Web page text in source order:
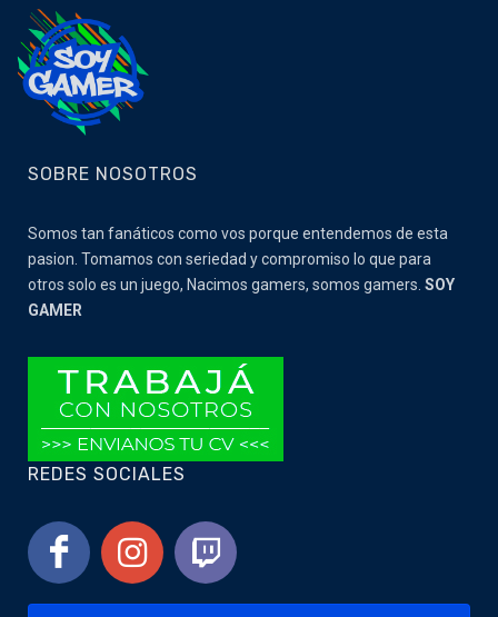
SOBRE NOSOTROS
Somos tan fanáticos como vos porque entendemos de esta
pasion. Tomamos con seriedad y compromiso lo que para
otros solo es un juego, Nacimos gamers, somos gamers. SOY
GAMER
REDES SOCIALES